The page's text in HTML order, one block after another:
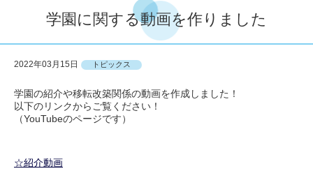
学園に関する動画を作りました
2022年03月15日 トピックス
学園の紹介や移転改築関係の動画を作成しました！
以下のリンクからご覧ください！
（YouTubeのページです）
☆紹介動画